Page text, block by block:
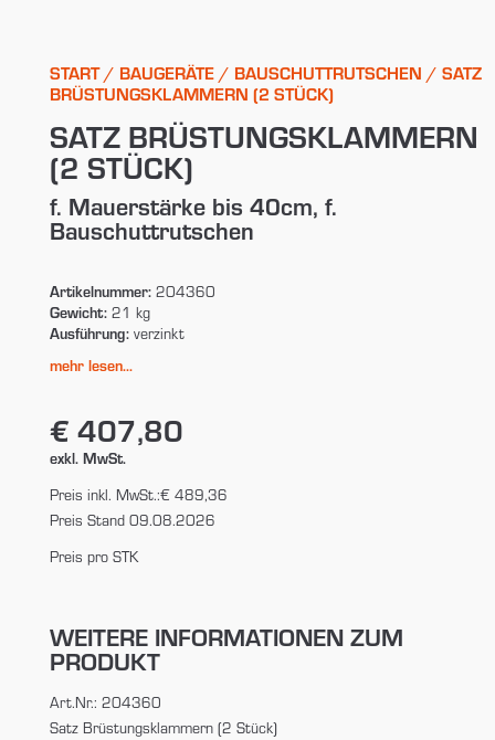
START/ BAUGERÄTE/ BAUSCHUTTRUTSCHEN / SATZ
BRÜSTUNGSKLAMMERN (2 STÜCK)
SATZ BRÜSTUNGSKLAMMERN
(2 STÜCK)
f. Mauerstärke bis 40cm, f.
Bauschuttrutschen
Artikelnummer:204360
Gewicht:21 kg
Ausführung:verzinkt
mehr lesen...
€ 407,80
exkl. MwSt.
Preis inkl. MwSt.:€ 489,36
Preis Stand 09.08.2026
Preis pro STK
WEITERE INFORMATIONEN ZUM
PRODUKT
Art.Nr.: 204360
Satz Brüstungsklammern (2 Stück)